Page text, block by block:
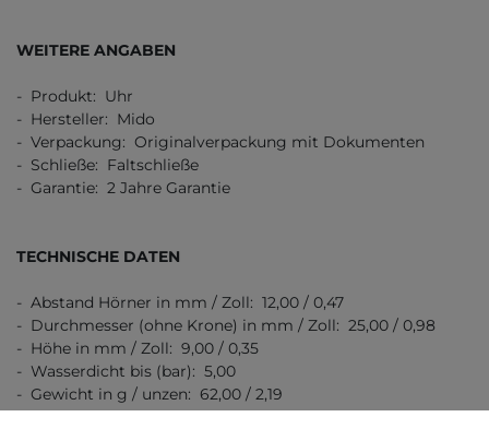
WEITERE ANGABEN
- Produkt: Uhr
- Hersteller: Mido
- Verpackung: Originalverpackung mit Dokumenten
- Schließe: Faltschließe
- Garantie: 2 Jahre Garantie
TECHNISCHE DATEN
- Abstand Hörner in mm / Zoll: 12,00 / 0,47
- Durchmesser (ohne Krone) in mm / Zoll: 25,00 / 0,98
- Höhe in mm / Zoll: 9,00 / 0,35
- Wasserdicht bis (bar): 5,00
- Gewicht in g / unzen: 62,00 / 2,19